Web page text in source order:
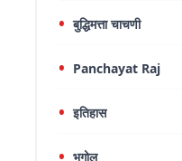
बुद्धिमत्ता चाचणी
Panchayat Raj
इतिहास
भूगोल